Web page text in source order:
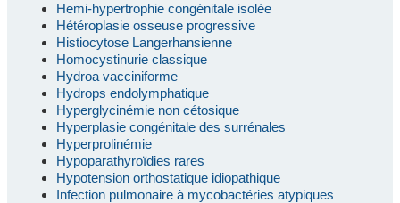
Hemi-hypertrophie congénitale isolée
Hétéroplasie osseuse progressive
Histiocytose Langerhansienne
Homocystinurie classique
Hydroa vacciniforme
Hydrops endolymphatique
Hyperglycinémie non cétosique
Hyperplasie congénitale des surrénales
Hyperprolinémie
Hypoparathyroïdies rares
Hypotension orthostatique idiopathique
Infection pulmonaire à mycobactéries atypiques